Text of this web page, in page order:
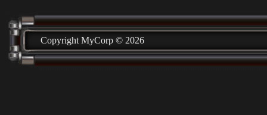
Copyright MyCorp © 2026